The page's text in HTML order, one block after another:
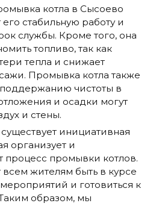
котла в Сысоево
стабильную работу и
службы. Кроме того, она
топливо, так как
тепла и снижает
Промывка котла также
поддержанию чистоты в
и осадки могут
и стены.
инициативная
организует и
процесс промывки котлов.
всем жителям быть в курсе
и готовиться к
образом, мы